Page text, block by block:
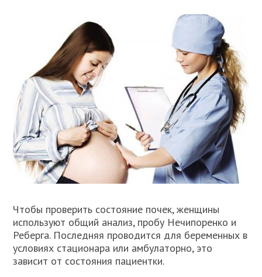
Чтобы проверить состояние почек, женщины
используют общий анализ, пробу Нечипоренко и
Реберга. Последняя проводится для беременных в
условиях стационара или амбулаторно, это
зависит от состояния пациентки.